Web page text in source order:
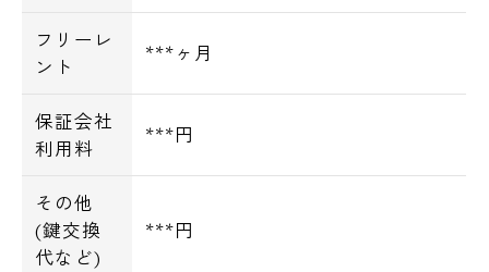
フリーレ
ント
***ヶ月
保証会社
利用料
***円
その他
(鍵交換
代など)
***円